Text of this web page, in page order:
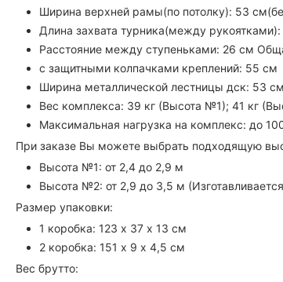
Ширина верхней рамы(по потолку): 53
Длина захвата турника(между
Расстояние между ступеньками: 26 см
c защитными колпачками креплений: 55 см
Ширина металлической лестницы дск: 53
Вес комплекса: 39 кг (Высота №1); 41 кг
Максимальная нагрузка на комплекс: до
При заказе Вы можете выбрать подходящую
Высота №1: от 2,4 до 2,9 м
Высота №2: от 2,9 до 3,5 м
Размер упаковки:
1 коробка: 123 х 37 х 13 см
2 коробка: 151 х 9 х 4,5 см
Вес брутто: